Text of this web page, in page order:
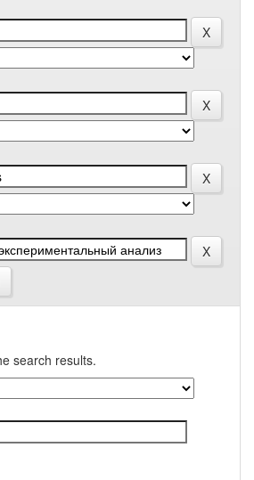
search results.